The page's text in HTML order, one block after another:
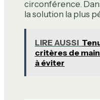
circonférence.
la solution la plus
LIRE AUSSI
critères de
à éviter